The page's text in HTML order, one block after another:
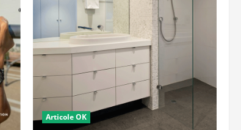
Articole OK